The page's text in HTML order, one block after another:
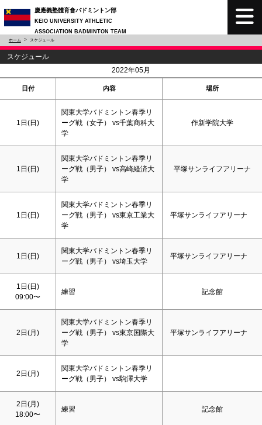
慶應義塾體育會バドミントン部
KEIO UNIVERSITY ATHLETIC
ASSOCIATION BADMINTON TEAM
ホーム スケジュール
スケジュール
2022年05月
日付 内容 場所
1日(日)
関東大学バドミントン春季リ
ーグ戦（女子） vs千葉商科大
学
作新学院大学
1日(日)
関東大学バドミントン春季リ
ーグ戦（男子） vs高崎経済大
学
平塚サンライフアリーナ
1日(日)
関東大学バドミントン春季リ
ーグ戦（男子） vs東京工業大
学
平塚サンライフアリーナ
1日(日)
関東大学バドミントン春季リ
ーグ戦（男子） vs埼玉大学
平塚サンライフアリーナ
1日(日)
09:00〜
練習 記念館
2日(月)
関東大学バドミントン春季リ
ーグ戦（男子） vs東京国際大
学
平塚サンライフアリーナ
2日(月)
関東大学バドミントン春季リ
ーグ戦（男子） vs駒澤大学
2日(月)
18:00〜
練習 記念館